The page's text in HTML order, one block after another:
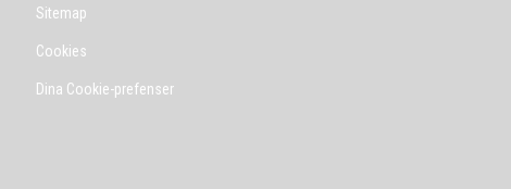
Sitemap
Cookies
Dina Cookie-prefenser